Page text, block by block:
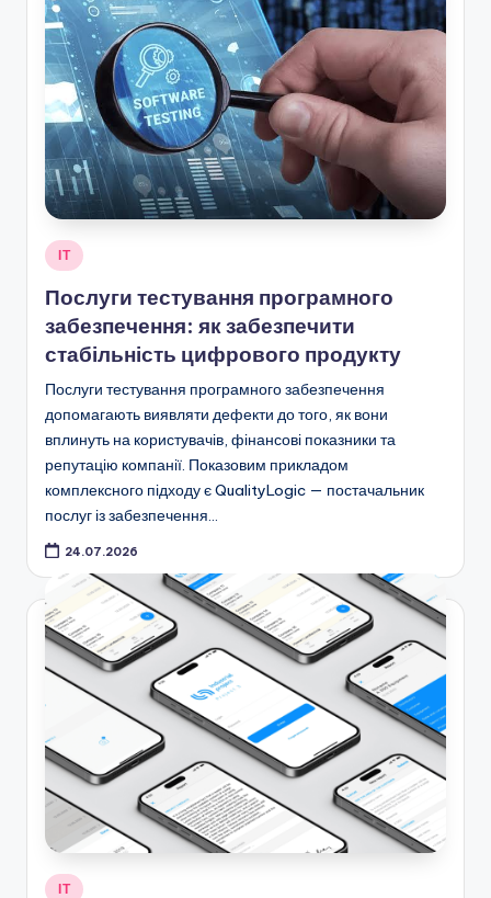
Опубліковано
ІТ
Послуги тестування програмного
забезпечення: як забезпечити
стабільність цифрового продукту
Послуги тестування програмного забезпечення
допомагають виявляти дефекти до того, як вони
вплинуть на користувачів, фінансові показники та
репутацію компанії. Показовим прикладом
комплексного підходу є QualityLogic — постачальник
послуг із забезпечення…
24.07.2026
Опубліковано
ІТ